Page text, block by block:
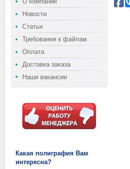
Новости
Статьи
Требования к файлам
Оплата
Доставка заказа
Наши вакансии
Какая полиграфия Вам
интересна?